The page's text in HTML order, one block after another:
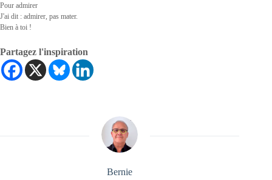
Pour admirer
J'ai dit : admirer, pas mater.
Bien à toi !
Partagez l'inspiration
Bernie